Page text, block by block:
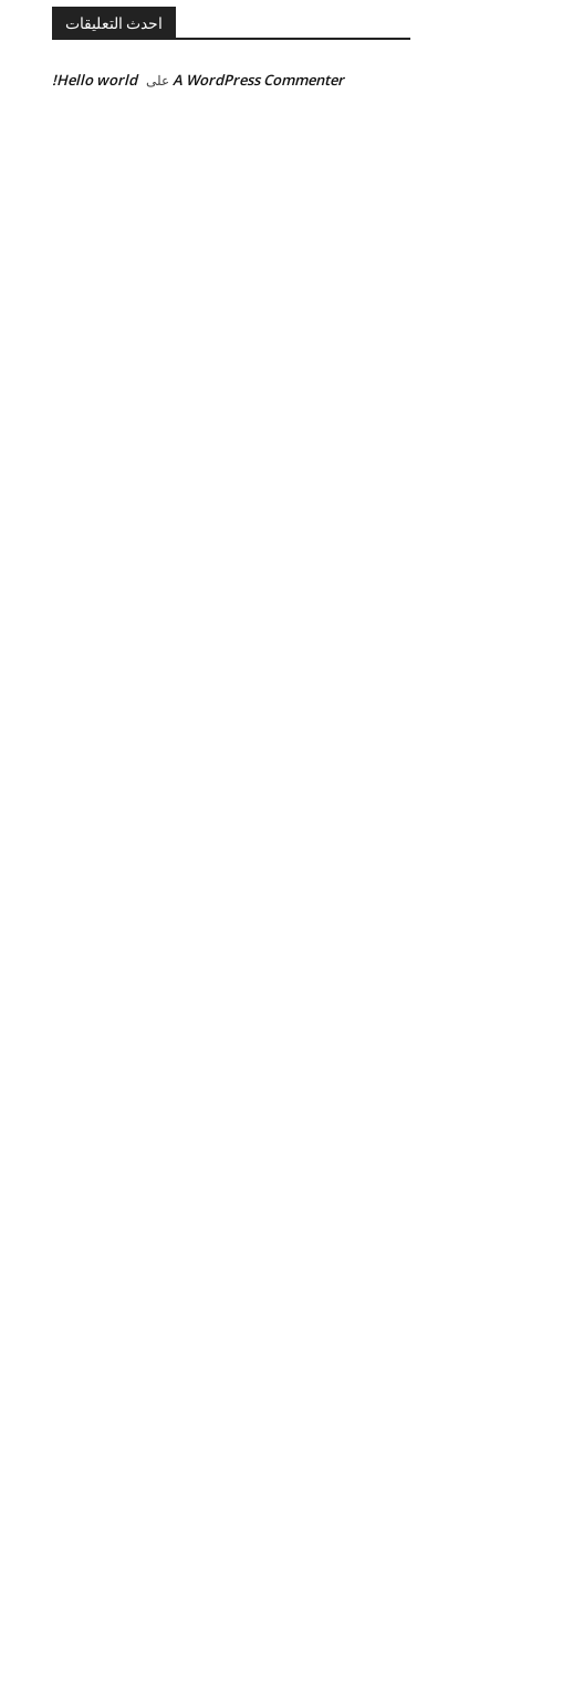
احدث التعليقات
A WordPress Commenter على Hello world!